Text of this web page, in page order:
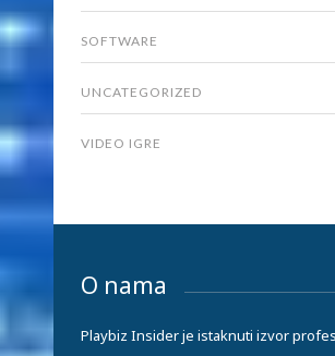
SOFTWARE
UNCATEGORIZED
VIDEO IGRE
O nama
Playbiz Insider je istaknuti izvor